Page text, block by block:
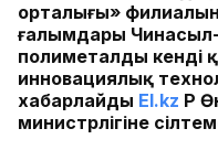
орталығы»
ғалымдары
полиметалды кенді
инновациялық
хабарлайды El.kz ҚР
министрлігіне